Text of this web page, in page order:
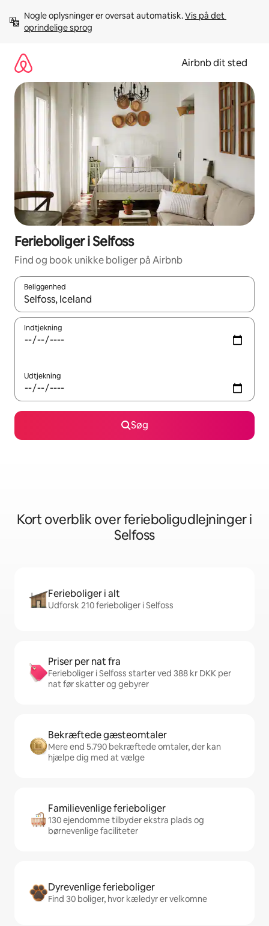
videre
Nogle oplysninger er oversat automatisk. Vis på det
oprindelige sprog
Airbnb dit sted
Ferieboliger i Selfoss
Find og book unikke boliger på Airbnb
Beliggenhed
Når resultaterne er tilgængelige, skal du navigere med
Indtjekning
Udtjekning
Søg
Kort overblik over ferieboligudlejninger i
Selfoss
Ferieboliger i alt
Udforsk 210 ferieboliger i Selfoss
Priser per nat fra
Ferieboliger i Selfoss starter ved 388 kr DKK per
nat før skatter og gebyrer
Bekræftede gæsteomtaler
Mere end 5.790 bekræftede omtaler, der kan
hjælpe dig med at vælge
Familievenlige ferieboliger
130 ejendomme tilbyder ekstra plads og
børnevenlige faciliteter
Dyrevenlige ferieboliger
Find 30 boliger, hvor kæledyr er velkomne